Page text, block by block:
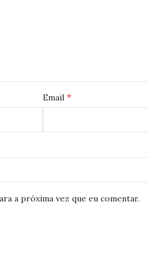
Email *
a próxima vez que eu comentar.